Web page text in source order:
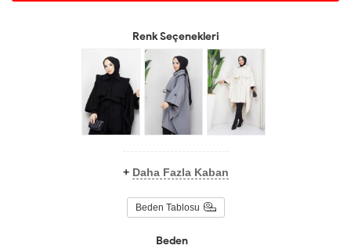
Renk Seçenekleri
+ Daha Fazla Kaban
Beden Tablosu
Beden